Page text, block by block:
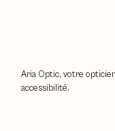
Aria Optic, votre
accessibilité.